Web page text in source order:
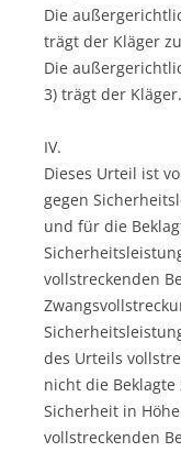
Die
trägt der Kläger
Die
3) trägt der Kläger.
IV.
Dieses Urteil ist
gegen
und für die
vollstreckenden
des Urteils
nicht die
Sicherheit in
vollstreckenden